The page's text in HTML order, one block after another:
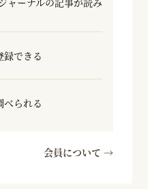
録できる
べられる
会員について →